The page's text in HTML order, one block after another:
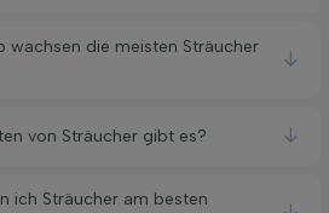
wachsen die meisten Sträucher
von Sträucher gibt es?
ich Sträucher am besten